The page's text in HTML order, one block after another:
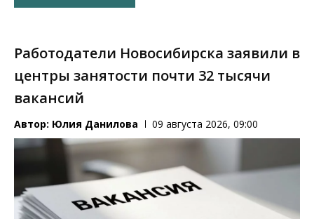
Работодатели Новосибирска заявили в
центры занятости почти 32 тысячи
вакансий
Автор: Юлия Данилова 09 августа 2026, 09:00